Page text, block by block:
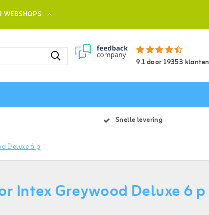
WEBSHOPS
9.1door19353 klanten
Snelle levering
Deluxe 6 p
Intex Greywood Deluxe 6 p